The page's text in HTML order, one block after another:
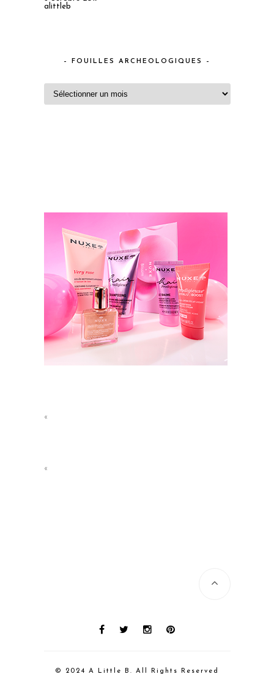
alittleb
– FOUILLES ARCHEOLOGIQUES –
«
«
© 2024 A Little B. All Rights Reserved